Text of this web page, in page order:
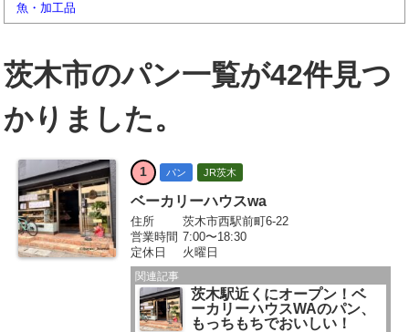
魚・加工品
茨木市のパン一覧が42件見つ
かりました。
1 パン JR茨木
ベーカリーハウスwa
住所
茨木市西駅前町6-22
営業時間 7:00〜18:30
定休日
火曜日
関連記事
茨木駅近くにオープン！ベ
ーカリーハウスWAのパン、
もっちもちでおいしい！